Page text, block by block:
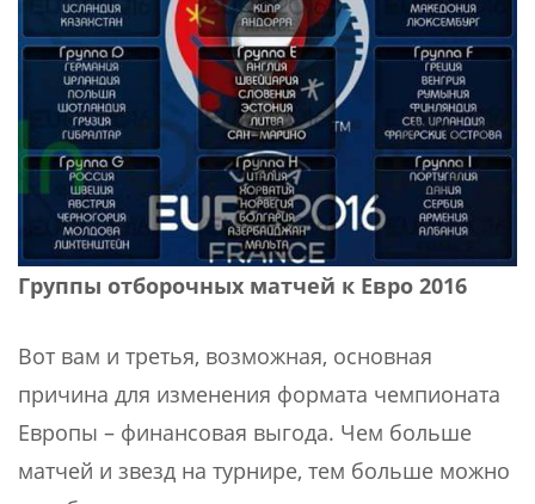
Группы отборочных матчей к Евро 2016
Вот вам и третья, возможная, основная
причина для изменения формата чемпионата
Европы – финансовая выгода. Чем больше
матчей и звезд на турнире, тем больше можно